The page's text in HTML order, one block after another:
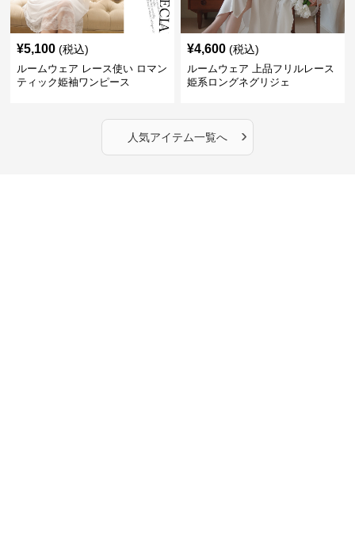
¥5,100 (税込)
ルームウェア レース使い ロマン
ティック姫袖ワンピース
¥4,600 (税込)
ルームウェア 上品フリルレース
姫系ロングネグリジェ
人気アイテム一覧へ ›